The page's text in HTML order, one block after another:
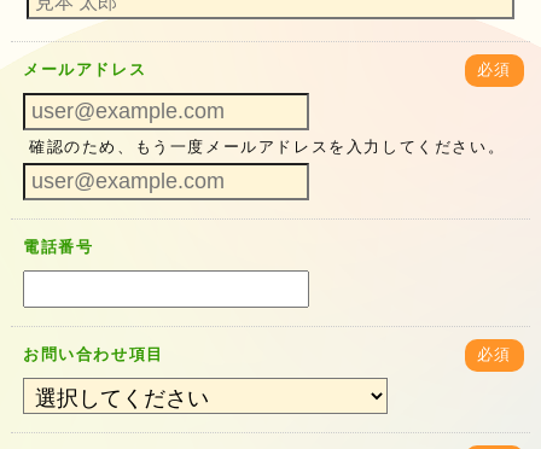
メールアドレス 必須
確認のため、もう一度メールアドレスを入力してください。
電話番号
お問い合わせ項目 必須